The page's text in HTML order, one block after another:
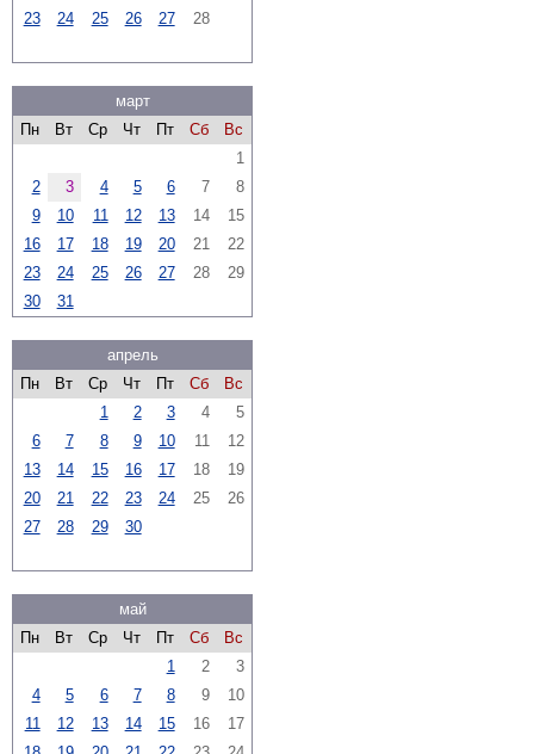
23 24 25 26 27 28
март
Пн
Вт Ср Чт Пт Сб
Вс
1
2
3 4 5 6 7
8
9
10 11 12 13 14
15
16
17 18 19 20 21
22
23
24 25 26 27 28
29
30
31
апрель
Пн
Вт Ср Чт Пт Сб
Вс
1
2 3 4
5
6
7 8 9 10 11
12
13
14 15 16 17 18
19
20
21 22 23 24 25
26
27
28 29 30
май
Пн
Вт Ср Чт Пт Сб
Вс
1
2
3
4
5 6 7 8 9
10
11
12 13 14 15 16
17